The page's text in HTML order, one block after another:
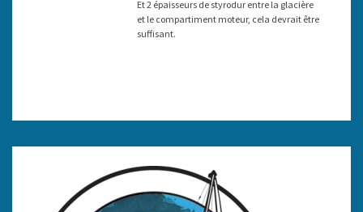
Et 2 épaisseurs de styrodur entre la glacière
et le compartiment moteur, cela devrait être
suffisant.